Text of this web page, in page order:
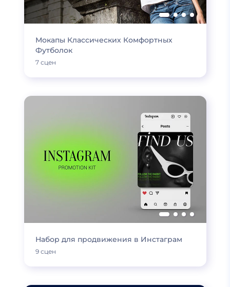
Мокапы Классических Комфортных
Футболок
7 сцен
Набор для продвижения в Инстаграм
9 сцен